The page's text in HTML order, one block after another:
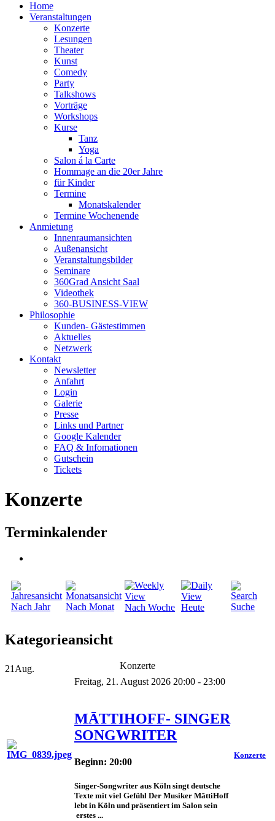
Home
Veranstaltungen
Konzerte
Lesungen
Theater
Kunst
Comedy
Party
Talkshows
Vorträge
Workshops
Kurse
Tanz
Yoga
Salon á la Carte
Hommage an die 20er Jahre
für Kinder
Termine
Monatskalender
Termine Wochenende
Anmietung
Innenraumansichten
Außenansicht
Veranstaltungsbilder
Seminare
360Grad Ansicht Saal
Videothek
360-BUSINESS-VIEW
Philosophie
Kunden- Gästestimmen
Aktuelles
Netzwerk
Kontakt
Newsletter
Anfahrt
Login
Galerie
Presse
Links und Partner
Google Kalender
FAQ & Infomationen
Gutschein
Tickets
Konzerte
Terminkalender
Nach Jahr Nach Monat Nach Woche Heute Suche
Kategorieansicht
Konzerte
21 Aug.
Freitag, 21. August 2026 20:00 - 23:00
MĀTTIHOFF- SINGER
SONGWRITER
Beginn: 20:00
Singer-Songwriter aus Köln singt deutsche
Texte mit viel Gefühl Der Musiker MāttiHoff
lebt in Köln und präsentiert im Salon sein
erstes ...
Konzerte